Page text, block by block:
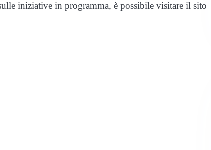
iniziative in programma, è possibile visitare il sito